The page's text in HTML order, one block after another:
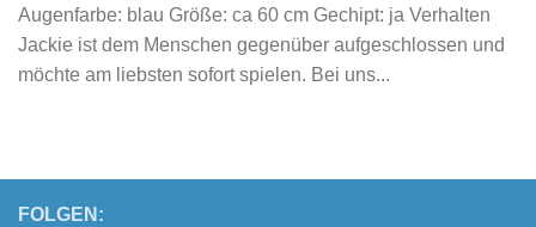
Augenfarbe: blau Größe: ca 60 cm Gechipt: ja Verhalten
Jackie ist dem Menschen gegenüber aufgeschlossen und
möchte am liebsten sofort spielen. Bei uns...
FOLGEN: